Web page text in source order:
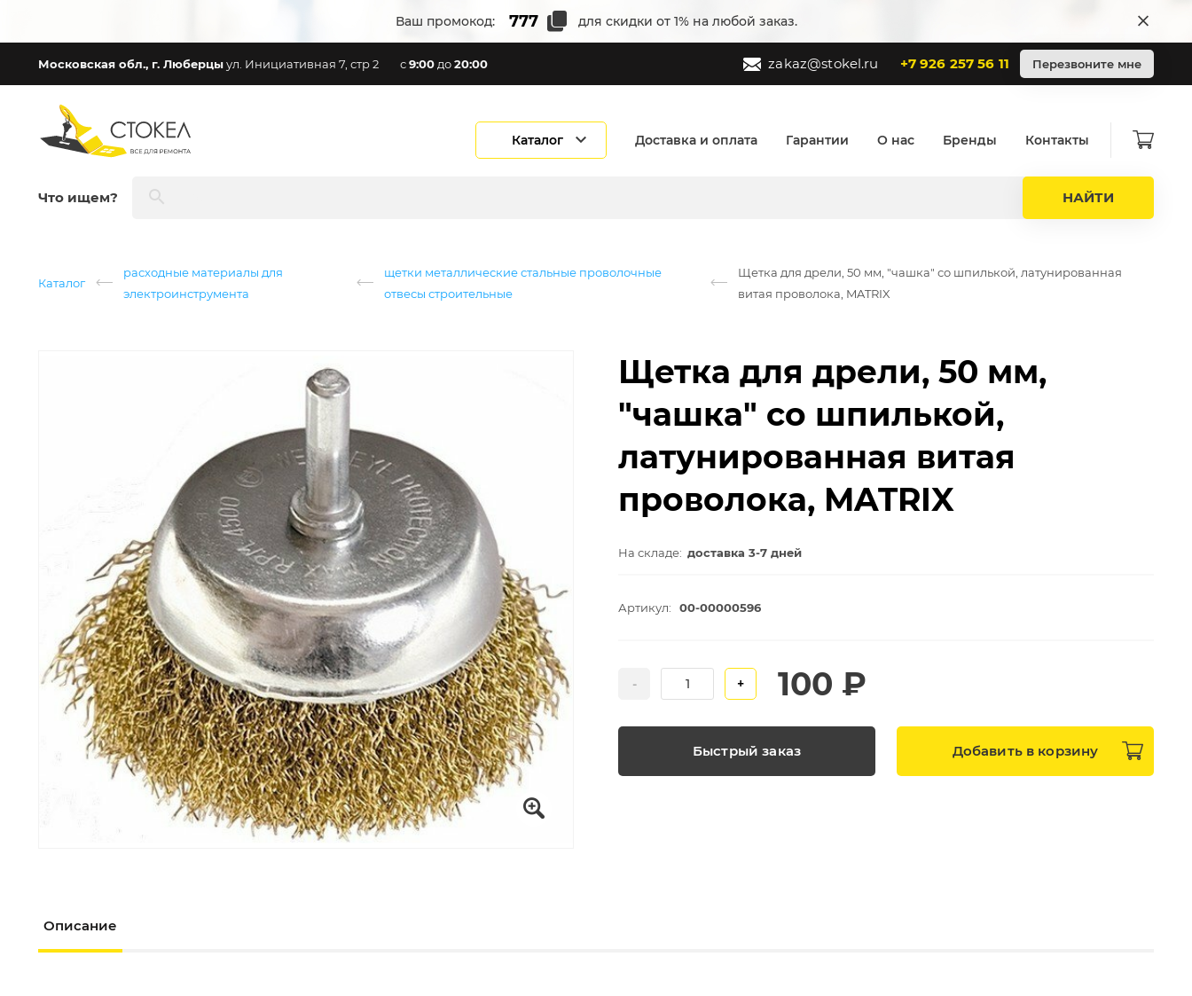
Ваш промокод: для скидки от 1% на любой заказ.
Московская обл., г. Люберцыул. Инициативная 7, стр 2 с9:00 до20:00 zakaz@stokel.ru +7 926 257 56 11 Перезвоните мне
Каталог Доставка и оплата Гарантии О нас Бренды Контакты
Что ищем? НАЙТИ
Каталог
расходные материалы для
электроинструмента
щетки металлические стальные проволочные
отвесы строительные
Щетка для дрели, 50 мм, "чашка" со шпилькой, латунированная
витая проволока, MATRIX
Щетка для дрели, 50 мм,
"чашка" со шпилькой,
латунированная витая
проволока, MATRIX
На складе: доставка 3-7 дней
Артикул: 00-00000596
- + 100 ₽
Быстрый заказ Добавить в корзину
Описание